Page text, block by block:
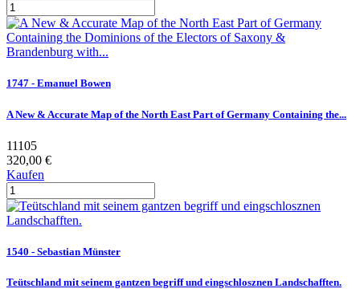
1747 - Emanuel Bowen
A New & Accurate Map of the North East Part of Germany Containing the...
11105
320,00 €
Kaufen
1540 - Sebastian Münster
Teütschland mit seinem gantzen begriff und eingschlosznen Landschafften.